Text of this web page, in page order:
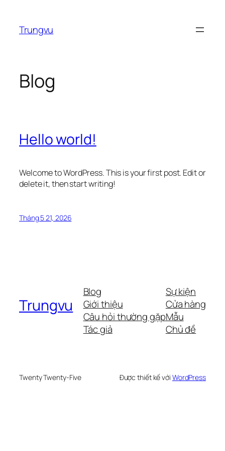
phầnTrungvu
Blog
Hello world!
Welcome to WordPress. This is your first post. Edit or
delete it, then start writing!
Tháng 5 21, 2026
Trungvu
Blog
Giới thiệu
Câu hỏi thường gặp
Tác giả
Sự kiện
Cửa hàng
Mẫu
Chủ đề
Twenty Twenty-Five Được thiết kế với WordPress